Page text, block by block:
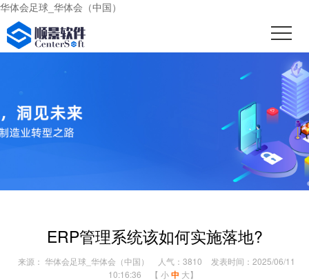
华体会足球_华体会（中国）
ERP管理系统该如何实施落地?
来源： 华体会足球_华体会（中国） 人气：3810
发表时间：2025/06/11
10:16:36
【 小 中 大】